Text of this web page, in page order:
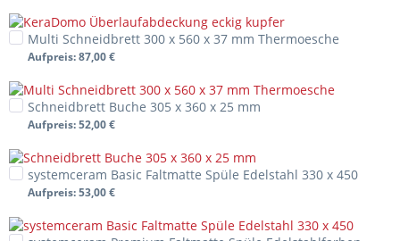
Multi Schneidbrett 300 x 560 x 37 mm Thermoesche
Aufpreis: 87,00 €
Schneidbrett Buche 305 x 360 x 25 mm
Aufpreis: 52,00 €
systemceram Basic Faltmatte Spüle Edelstahl 330 x 450
Aufpreis: 53,00 €